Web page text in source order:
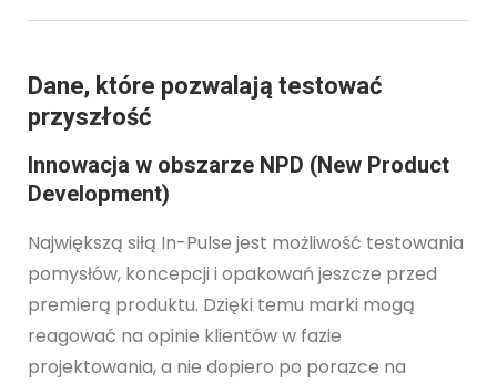
Dane, które pozwalają testować
przyszłość
Innowacja w obszarze NPD (New Product
Development)
Największą siłą In-Pulse jest możliwość testowania
pomysłów, koncepcji i opakowań jeszcze przed
premierą produktu. Dzięki temu marki mogą
reagować na opinie klientów w fazie
projektowania, a nie dopiero po porazce na